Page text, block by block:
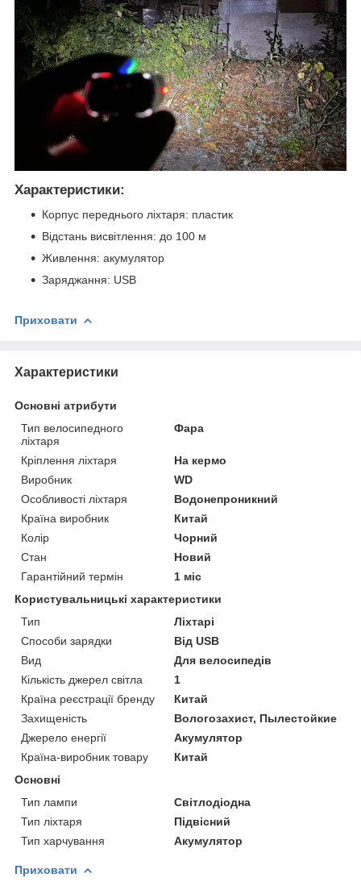
Характеристики:
Корпус переднього ліхтаря: пластик
Відстань висвітлення: до 100 м
Живлення: акумулятор
Заряджання: USB
Приховати
Характеристики
Основні атрибути
Тип велосипедного
ліхтаря
Фара
Кріплення ліхтаря
На кермо
Виробник
WD
Особливості ліхтаря
Водонепроникний
Країна виробник
Китай
Колір
Чорний
Стан
Новий
Гарантійний термін
1 міс
Користувальницькі характеристики
Тип
Ліхтарі
Способи зарядки
Від USB
Вид
Для велосипедів
Кількість джерел світла
1
Країна реєстрації бренду
Китай
Захищеність
Вологозахист, Пылестойкие
Джерело енергії
Акумулятор
Країна-виробник товару
Китай
Основні
Тип лампи
Світлодіодна
Тип ліхтаря
Підвісний
Тип харчування
Акумулятор
Приховати